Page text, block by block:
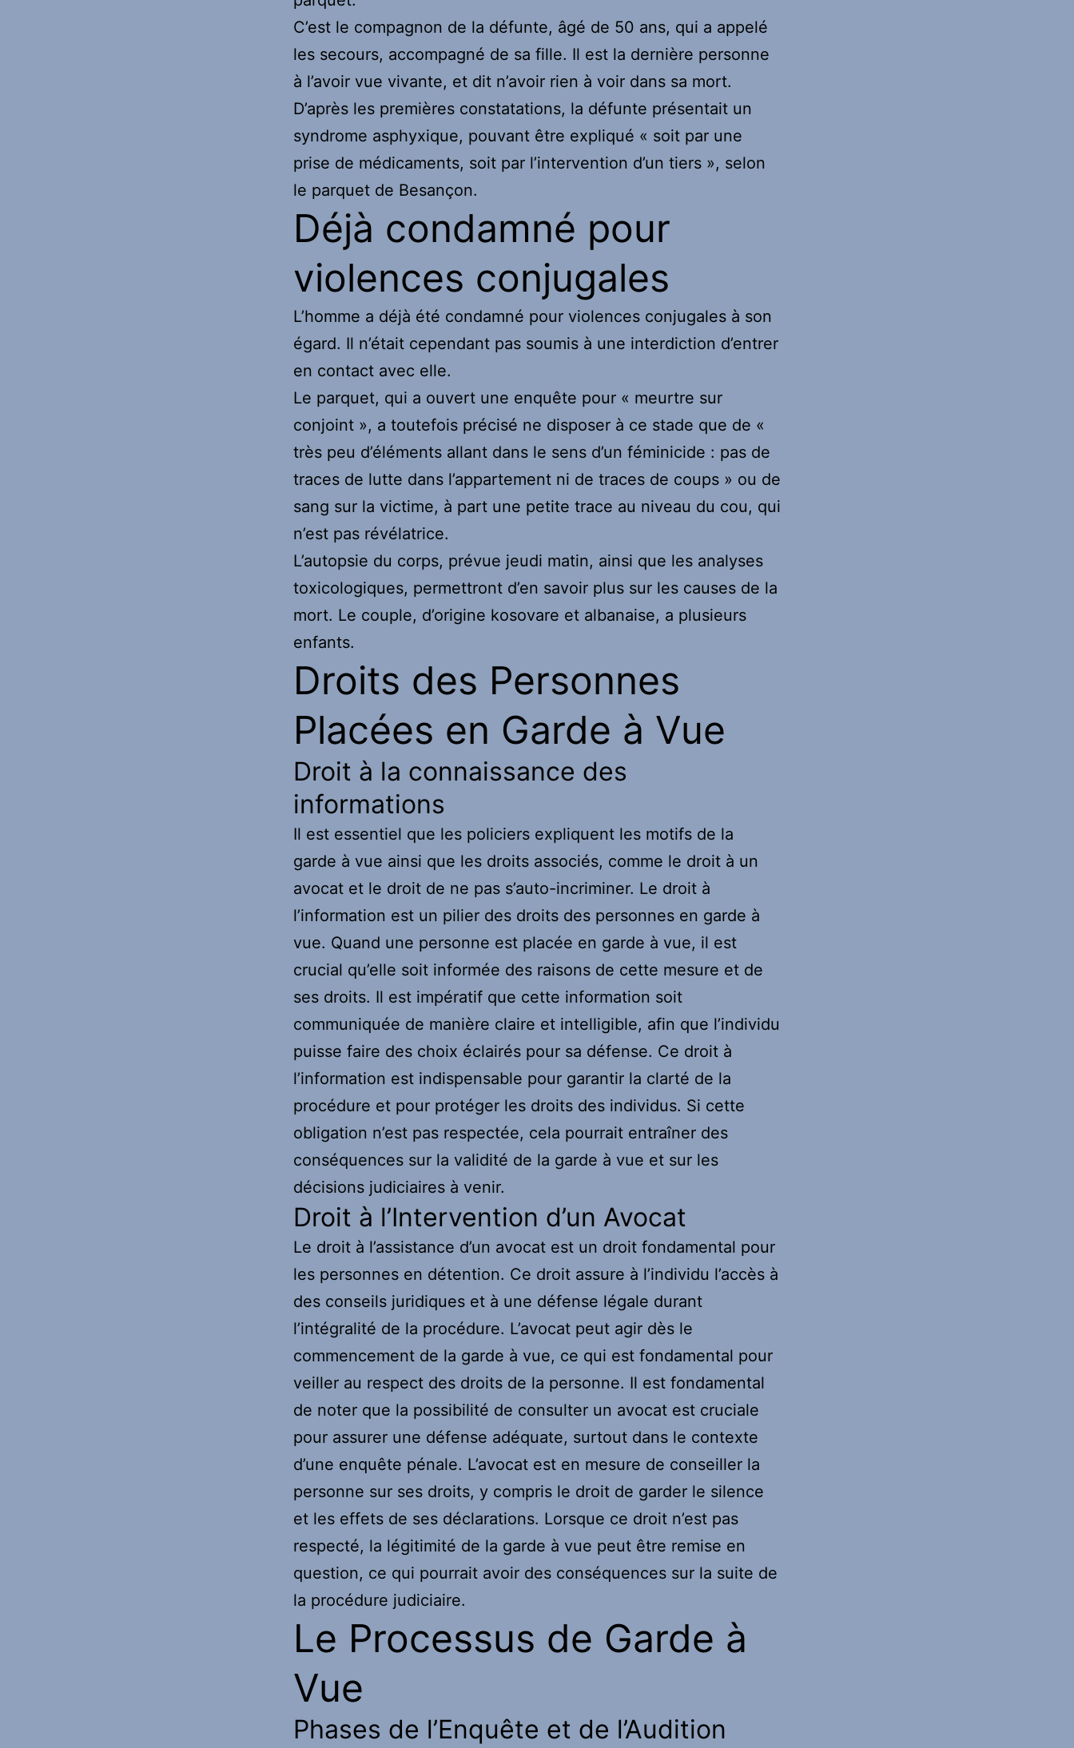
C’est le compagnon de la défunte, âgé de 50 ans, qui a appelé
les secours, accompagné de sa fille. Il est la dernière personne
à l’avoir vue vivante, et dit n’avoir rien à voir dans sa mort.
D’après les premières constatations, la défunte présentait un
syndrome asphyxique, pouvant être expliqué « soit par une
prise de médicaments, soit par l’intervention d’un tiers », selon
le parquet de Besançon.
Déjà condamné pour
violences conjugales
L’homme a déjà été condamné pour violences conjugales à son
égard. Il n’était cependant pas soumis à une interdiction d’entrer
en contact avec elle.
Le parquet, qui a ouvert une enquête pour « meurtre sur
conjoint », a toutefois précisé ne disposer à ce stade que de «
très peu d’éléments allant dans le sens d’un féminicide : pas de
traces de lutte dans l’appartement ni de traces de coups » ou de
sang sur la victime, à part une petite trace au niveau du cou, qui
n’est pas révélatrice.
L’autopsie du corps, prévue jeudi matin, ainsi que les analyses
toxicologiques, permettront d’en savoir plus sur les causes de la
mort. Le couple, d’origine kosovare et albanaise, a plusieurs
enfants.
Droits des Personnes
Placées en Garde à Vue
Droit à la connaissance des
informations
Il est essentiel que les policiers expliquent les motifs de la
garde à vue ainsi que les droits associés, comme le droit à un
avocat et le droit de ne pas s’auto-incriminer. Le droit à
l’information est un pilier des droits des personnes en garde à
vue. Quand une personne est placée en garde à vue, il est
crucial qu’elle soit informée des raisons de cette mesure et de
ses droits. Il est impératif que cette information soit
communiquée de manière claire et intelligible, afin que l’individu
puisse faire des choix éclairés pour sa défense. Ce droit à
l’information est indispensable pour garantir la clarté de la
procédure et pour protéger les droits des individus. Si cette
obligation n’est pas respectée, cela pourrait entraîner des
conséquences sur la validité de la garde à vue et sur les
décisions judiciaires à venir.
Droit à l’Intervention d’un Avocat
Le droit à l’assistance d’un avocat est un droit fondamental pour
les personnes en détention. Ce droit assure à l’individu l’accès à
des conseils juridiques et à une défense légale durant
l’intégralité de la procédure. L’avocat peut agir dès le
commencement de la garde à vue, ce qui est fondamental pour
veiller au respect des droits de la personne. Il est fondamental
de noter que la possibilité de consulter un avocat est cruciale
pour assurer une défense adéquate, surtout dans le contexte
d’une enquête pénale. L’avocat est en mesure de conseiller la
personne sur ses droits, y compris le droit de garder le silence
et les effets de ses déclarations. Lorsque ce droit n’est pas
respecté, la légitimité de la garde à vue peut être remise en
question, ce qui pourrait avoir des conséquences sur la suite de
la procédure judiciaire.
Le Processus de Garde à
Vue
Phases de l’Enquête et de l’Audition